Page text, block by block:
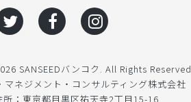
SANSEEDバンコク. All Rights Reserved.
マネジメント・コンサルティング株式会社
所：東京都目黒区祐天寺2丁目15-16